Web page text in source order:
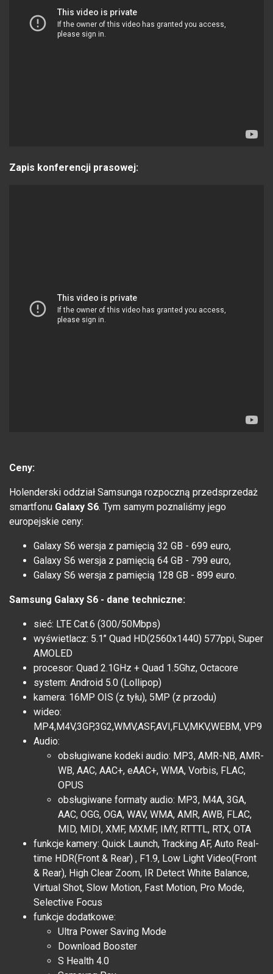
Zapis konferencji prasowej:
Ceny:
Holenderski oddział Samsunga rozpoczną przedsprzedaż
smartfonu Galaxy S6. Tym samym poznaliśmy jego
europejskie ceny:
Galaxy S6 wersja z pamięcią 32 GB - 699 euro,
Galaxy S6 wersja z pamięcią 64 GB - 799 euro,
Galaxy S6 wersja z pamięcią 128 GB - 899 euro.
Samsung Galaxy S6 - dane techniczne:
sieć: LTE Cat.6 (300/50Mbps)
wyświetlacz: 5.1’’ Quad HD(2560x1440) 577ppi, Super
AMOLED
procesor: Quad 2.1GHz + Quad 1.5Ghz, Octacore
system: Android 5.0 (Lollipop)
kamera: 16MP OIS (z tyłu), 5MP (z przodu)
wideo:
MP4,M4V,3GP,3G2,WMV,ASF,AVI,FLV,MKV,WEBM, VP9
Audio:
obsługiwane kodeki audio: MP3, AMR-NB, AMR-
WB, AAC, AAC+, eAAC+, WMA, Vorbis, FLAC,
OPUS
obsługiwane formaty audio: MP3, M4A, 3GA,
AAC, OGG, OGA, WAV, WMA, AMR, AWB, FLAC,
MID, MIDI, XMF, MXMF, IMY, RTTTL, RTX, OTA
funkcje kamery: Quick Launch, Tracking AF, Auto Real-
time HDR(Front & Rear) , F1.9, Low Light Video(Front
& Rear), High Clear Zoom, IR Detect White Balance,
Virtual Shot, Slow Motion, Fast Motion, Pro Mode,
Selective Focus
funkcje dodatkowe:
Ultra Power Saving Mode
Download Booster
S Health 4.0